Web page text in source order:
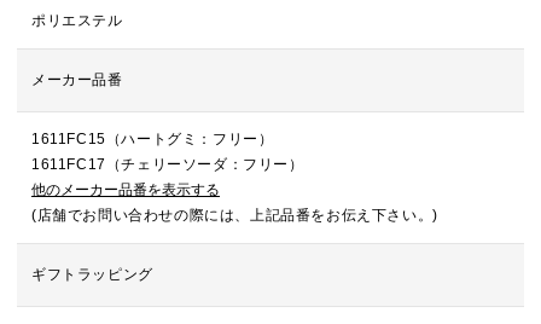
ポリエステル
メーカー品番
1611FC15（ハートグミ：フリー）
1611FC17（チェリーソーダ：フリー）
他のメーカー品番を表示する
(店舗でお問い合わせの際には、上記品番をお伝え下さい。)
ギフトラッピング